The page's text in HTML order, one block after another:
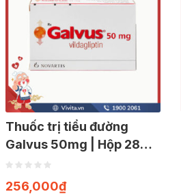
Thuốc trị tiểu đường
Galvus 50mg | Hộp 28
viên
256,000₫